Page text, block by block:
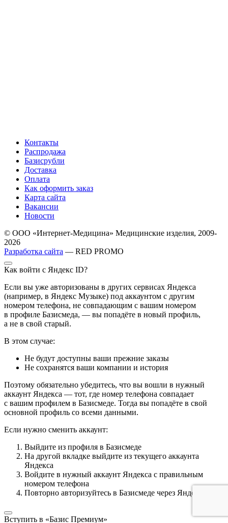
Контакты
Распродажа
Базисрубли
Доставка
Оплата
Как оформить заказ
Карта сайта
Вакансии
Новости
© ООО «Интернет-Медицина» Медицинские изделия, 2009-
2026
Разработка сайта — RED PROMO
Как войти с Яндекс ID?
Если вы уже авторизованы в других сервисах Яндекса
(например, в Яндекс Музыке) под аккаунтом с другим
номером телефона, не совпадающим с вашим номером
в профиле Базисмеда, — вы попадёте в новый профиль,
а не в свой старый.
В этом случае:
Не будут доступны ваши прежние заказы
Не сохранятся ваши компании и история
Поэтому обязательно убедитесь, что вы вошли в нужный
аккаунт Яндекса — тот, где номер телефона совпадает
с вашим профилем в Базисмеде. Тогда вы попадёте в свой
основной профиль со всеми данными.
Если нужно сменить аккаунт:
Выйдите из профиля в Базисмеде
На другой вкладке выйдите из текущего аккаунта
Яндекса
Войдите в нужный аккаунт Яндекса с правильным
номером телефона
Повторно авторизуйтесь в Базисмеде через Яндекс ID
Вступить в «Базис Премиум»